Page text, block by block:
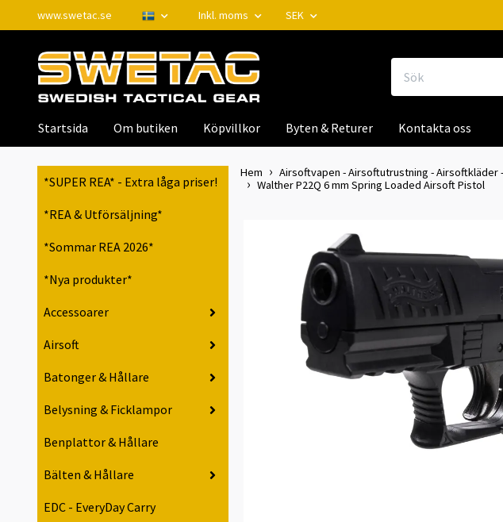
www.swetac.se Inkl. moms SEK
Startsida Om butiken Köpvillkor Byten & Returer Kontakta oss
*SUPER REA* - Extra låga priser!
*REA & Utförsäljning*
*Sommar REA 2026*
*Nya produkter*
Accessoarer
Airsoft
Batonger & Hållare
Belysning & Ficklampor
Benplattor & Hållare
Bälten & Hållare
EDC - EveryDay Carry
Hem Airsoftvapen - Airsoftutrustning - Airsoftkläder
Walther P22Q 6 mm Spring Loaded Airsoft Pistol